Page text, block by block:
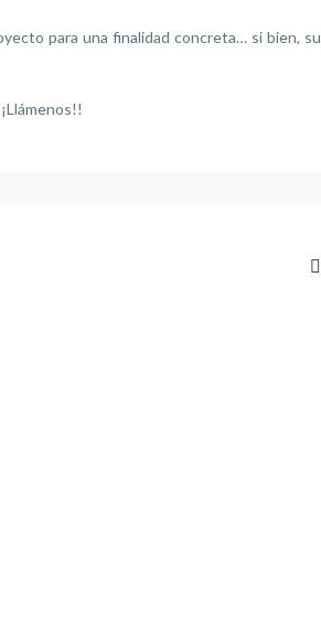
para una finalidad concreta… si bien, su